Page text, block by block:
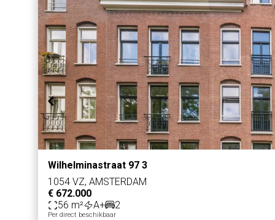
Wilhelminastraat 97 3
1054 VZ, AMSTERDAM
€ 672.000
56 m²
A+ 2
Per direct beschikbaar